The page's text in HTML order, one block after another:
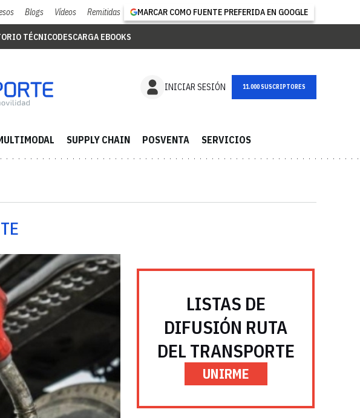
Blogs Vídeos Remitidas MARCAR COMO FUENTE PREFERIDA EN GOOGLE
TÉCNICODESCARGA EBOOKS
INICIAR SESIÓN NEWSLETTER
SUPPLY CHAIN POSVENTA SERVICIOS
LISTAS DE
DIFUSIÓN RUTA
DEL TRANSPORTE
UNIRME